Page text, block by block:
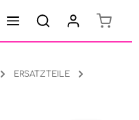
ERSATZTEILE